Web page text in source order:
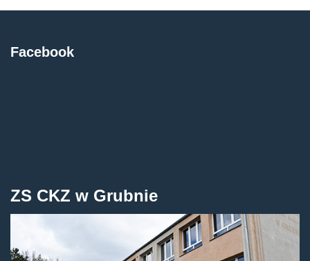
Facebook
ZS CKZ w Grubnie